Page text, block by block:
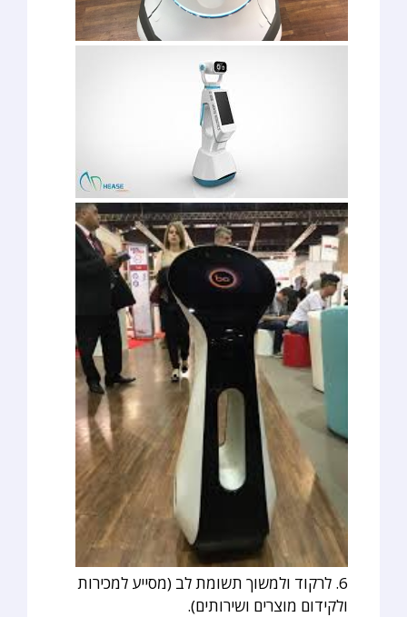
6. לרקוד ולמשוך תשומת לב (מסייע למכירות
ולקידום מוצרים ושירותים).